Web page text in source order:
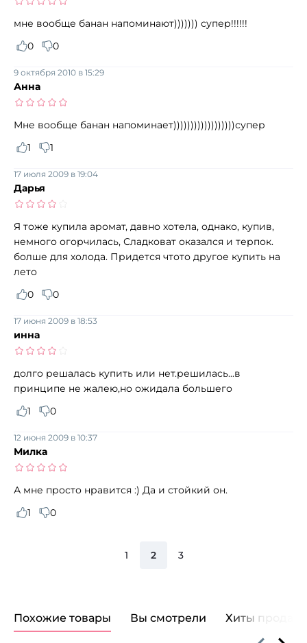
мне вообще банан напоминают))))))) супер!!!!!!
0
0
Анна
9 октября 2010 в 15:29
Мне вообще банан напоминает))))))))))))))))))супер
1
1
Дарья
17 июля 2009 в 19:04
Я тоже купила аромат, давно хотела, однако, купив,
немного огорчилась, Сладковат оказался и терпок.
болше для холода. Придется чтото другое купить на
лето
0
0
инна
17 июня 2009 в 18:53
долго решалась купить или нет.решилась...в
принципе не жалею,но ожидала большего
1
0
Милка
12 июня 2009 в 10:37
А мне просто нравится :) Да и стойкий он.
1
0
1 2 3
Похожие товары Вы смотрели Хиты продаж